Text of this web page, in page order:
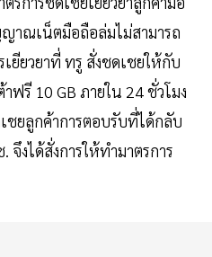
าณเน็ตมือถือล่มไม่สามารถ
เยียวยาที่ ทรู สั่งชดเชยให้กับ
ฟรี 10 GB ภายใน 24 ชั่วโมง
ชยลูกค้าการตอบรับที่ได้กลับ
งได้สั่งการให้ทำมาตรการ